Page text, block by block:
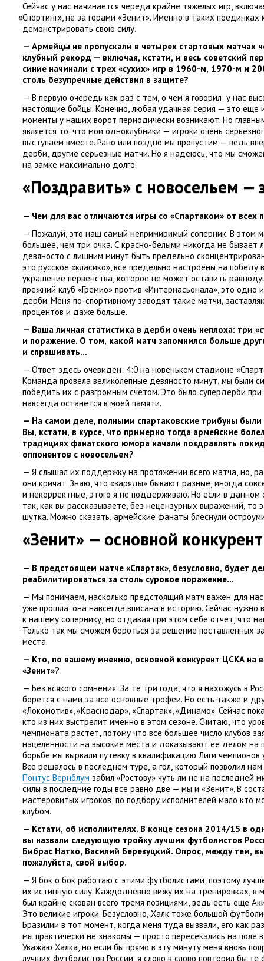
Сейчас у нас начинается череда крайне тяжелых игр,
«Спортинг», не за горами «Зенит». Именно в таких
демонстрировать свою силу.
— Армейцы не пропускали в четырех стартовых матчах
клубный рекорд — включая, кстати, и весь советский
синие начинали с трех «сухих» игр в 1960-м, 1970-м и
столь безупречные действия в защите?
— В первую очередь как раз с тем, о чем я говорил: у нас
настоящие бойцы. Конечно, любая удачная серия — это еще
моменты у наших ворот периодически возникают. Но
является то, что мои одноклубники — игроки очень
выступаем вместе. Рано или поздно мы пропустим — ведь
дерби, другие серьезные матчи. Но я надеюсь, что мы
на замке максимально долго.
«Поздравить» с новосельем —
— Чем для вас отличаются игры со «Спартаком» от всех
— Пожалуй, это наш самый непримиримый соперник. В этом
большее, чем три очка. С красно-белыми никогда не бывает
девяносто с лишним минут быть предельно
это русское «класико», все предельно настроены на победу
украшение первенства, которое не может оставить
прежний клуб «Гремио» против «Интернасьонала», это одно
дерби. Меня по-спортивному заводят такие матчи,
процентов и даже больше.
— Ваша личная статистика в дерби очень неплоха: три «
и поражение. О том, какой матч запомнился больше
и спрашивать…
— Ответ здесь очевиден: 4:0 на новеньком стадионе «
Команда провела великолепные девяносто минут, мы были
победить их с разгромным счетом. Это было супердерби
навсегда останется в моей памяти.
— На самом деле, полными спартаковские трибуны
Вы, кстати, в курсе, что примерно тогда армейские
традициях фанатского юмора начали поздравлять
оппонентов с новосельем?
— Я слышал их поддержку на протяжении всего матча, но,
они кричат. Знаю, что «заряды» бывают разные, иногда
и некорректные, этого я не поддерживаю. Но если в данном
так, как вы рассказываете, без нецензурных выражений, то
шутка. Можно сказать, армейские фанаты блеснули
«Зенит» — основной конкурент
— В предстоящем матче «Спартак», безусловно, будет
реабилитироваться за столь суровое поражение…
— Мы понимаем, насколько предстоящий матч важен для
уже прошла, она навсегда вписана в историю. Сейчас нужно
к нашему сопернику, но отдавая при этом себе отчет, что
Только так мы сможем бороться за решение поставленных
места.
— Кто, по вашему мнению, основной конкурент ЦСКА на
«Зенит»?
— Без всякого сомнения. За те три года, что я нахожусь в
борется с нами за все основные трофеи. Но есть также и
«Локомотив», «Краснодар», «Спартак», «Динамо». Сейчас
кто из них выстрелит именно в этом сезоне. Считаю, что
чемпионата растет, потому что все большее число клубов
нацеленности на высокие места и доказывают ее делом на
борьбе мы вырвали путевку в квалификацию Лиги чемпионов
Все решалось в последнем туре, а гол, который позволил
Понтус Вернблум забил «Ростову» чуть ли не на последней
силы в последние годы все равно две — мы и «Зенит». В
мастеровитых игроков, по подбору исполнителей мало кто
клубом.
— Кстати, об исполнителях. В конце сезона 2014/15 в
вы назвали следующую тройку лучших футболистов
Бибрас Натхо, Василий Березуцкий. Опрос, между тем,
пожалуйста, свой выбор.
— Я бок о бок работаю с этими футболистами, поэтому
их истинную силу. Каждодневно вижу их на тренировках, в
был крайне скован всего тремя позициями, ведь есть еще
Это великие игроки. Безусловно, Халк тоже большой
Бразилии в тот момент, когда меня туда вызвали, его как
мы практически не знакомы — просто пересекались на поле
Уважаю Халка, но если бы прямо в эту минуту меня вновь
лучших футболистов России я слово в слово повторил бы те